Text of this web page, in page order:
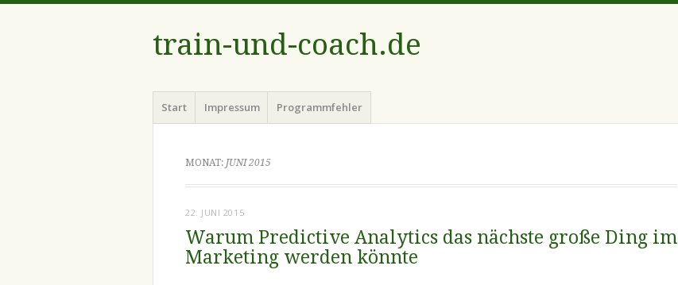
train-und-coach.de
Menü
Zum
Inhalt
Start Impressum Programmfehler
MONAT: JUNI 2015
22. JUNI 2015
Warum Predictive Analytics das nächste große Ding im
Marketing werden könnte